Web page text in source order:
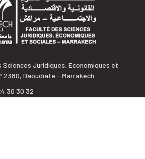
Sciences Juridiques, Economiques et
2380, Daoudiate - Marrakech
30 30 32